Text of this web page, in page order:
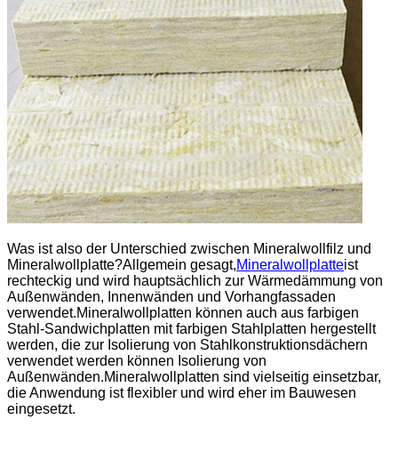
Was ist also der Unterschied zwischen Mineralwollfilz und
Mineralwollplatte?Allgemein gesagt,Mineralwollplatteist
rechteckig und wird hauptsächlich zur Wärmedämmung von
Außenwänden, Innenwänden und Vorhangfassaden
verwendet.Mineralwollplatten können auch aus farbigen
Stahl-Sandwichplatten mit farbigen Stahlplatten hergestellt
werden, die zur Isolierung von Stahlkonstruktionsdächern
verwendet werden können Isolierung von
Außenwänden.Mineralwollplatten sind vielseitig einsetzbar,
die Anwendung ist flexibler und wird eher im Bauwesen
eingesetzt.